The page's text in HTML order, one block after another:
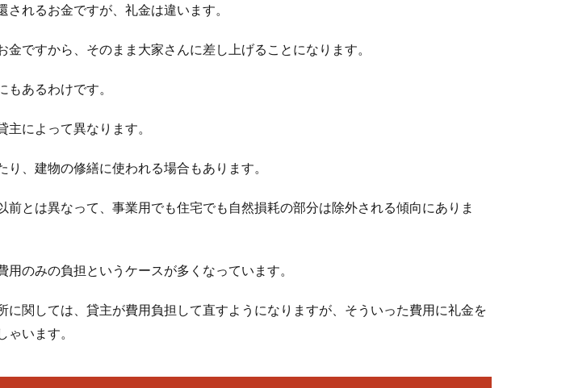
されるお金ですが、礼金は違います。
金ですから、そのまま大家さんに差し上げることになります。
もあるわけです。
によって異なります。
り、建物の修繕に使われる場合もあります。
前とは異なって、事業用でも住宅でも自然損耗の部分は除外される傾向にありま
用のみの負担というケースが多くなっています。
に関しては、貸主が費用負担して直すようになりますが、そういった費用に礼金を
ゃいます。